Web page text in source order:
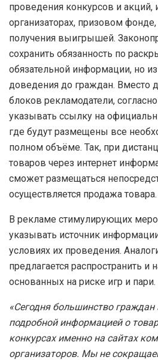
проведения конкурсов и
организаторах, призовом
получения выигрышей.
сохранить обязанность по
обязательной информации, но
доведения до граждан. Вместо
блоков рекламодатели,
указывать ссылку на
где будут размещены все
полном объёме. Так, при
товаров через интернет
сможет размещаться
осуществляется продажа товара.
В рекламе стимулирующих
указывать источник
условиях их проведения.
предлагается распространить и
основанных на риске игр и пари.
«Сегодня большинство граждан
подробной информацией о
конкурсах именно на сайтах
организаторов. Мы не